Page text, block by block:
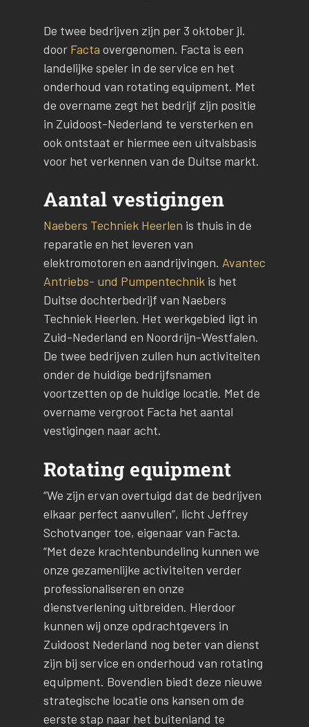
De twee bedrijven zijn per 3 oktober jl.
door Facta overgenomen. Facta is een
landelijke speler in de service en het
onderhoud van rotating equipment. Met
de overname zegt het bedrijf zijn positie
in Zuidoost-Nederland te versterken en
ook ontstaat er hiermee een uitvalsbasis
voor het verkennen van de Duitse markt.
Aantal vestigingen
Naebers Techniek Heerlen is thuis in de
reparatie en het leveren van
elektromotoren en aandrijvingen. Avantec
Antriebs- und Pumpentechnikis het
Duitse dochterbedrijf van Naebers
Techniek Heerlen. Het werkgebied ligt in
Zuid-Nederland en Noordrijn-Westfalen.
De twee bedrijven zullen hun activiteiten
onder de huidige bedrijfsnamen
voortzetten op de huidige locatie. Met de
overname vergroot Facta het aantal
vestigingen naar acht.
Rotating equipment
“We zijn ervan overtuigd dat de bedrijven
elkaar perfect aanvullen”, licht Jeffrey
Schotvanger toe, eigenaar van Facta.
“Met deze krachtenbundeling kunnen we
onze gezamenlijke activiteiten verder
professionaliseren en onze
dienstverlening uitbreiden. Hierdoor
kunnen wij onze opdrachtgevers in
Zuidoost Nederland nog beter van dienst
zijn bij service en onderhoud van rotating
equipment. Bovendien biedt deze nieuwe
strategische locatie ons kansen om de
eerste stap naar het buitenland te